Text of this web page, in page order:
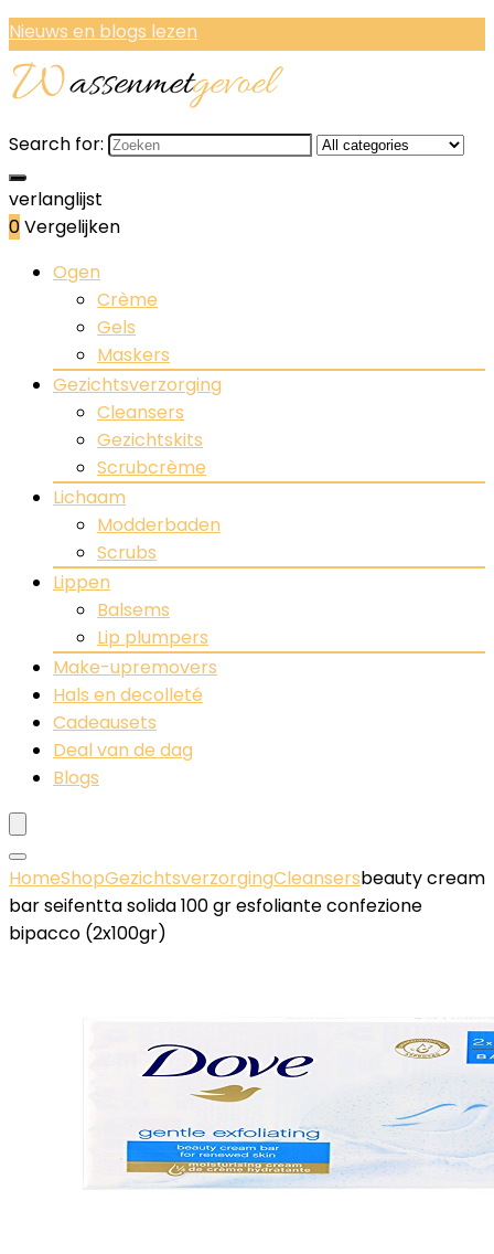
Nieuws en blogs lezen
Search for:
verlanglijst
0Vergelijken
Ogen
Crème
Gels
Maskers
Gezichtsverzorging
Cleansers
Gezichtskits
Scrubcrème
Lichaam
Modderbaden
Scrubs
Lippen
Balsems
Lip plumpers
Make-upremovers
Hals en decolleté
Cadeausets
Deal van de dag
Blogs
HomeShopGezichtsverzorgingCleansersbeauty cream
bar seifentta solida 100 gr esfoliante confezione
bipacco (2x100gr)